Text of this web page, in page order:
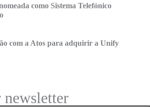
como Sistema Telefónico
com a Atos para adquirir a Unify
newsletter